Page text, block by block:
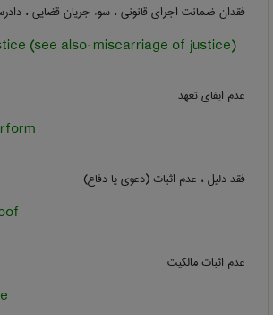
فقدان ضمانت اجرای قانونی ، سوء جریان قضایی ،
(see also: miscarriage of justice)
عدم ایفای تعهد
فقد دلیل ، عدم اثبات (دعوی یا دفاع)
عدم اثبات مالکیت